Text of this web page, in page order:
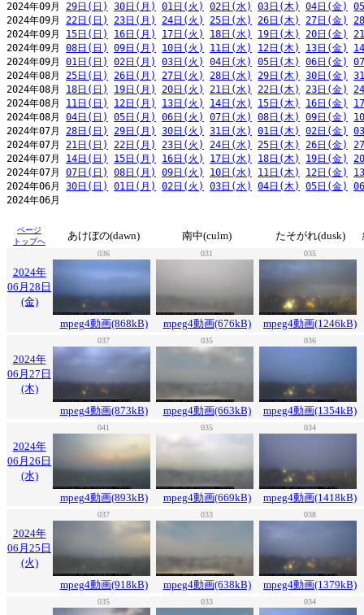
2024年09月 29日(日) 30日(月) 01日(火) 02日(水) 03日(木) 04日(金)
2024年09月 22日(日) 23日(月) 24日(火) 25日(水) 26日(木) 27日(金)
2024年09月 15日(日) 16日(月) 17日(火) 18日(水) 19日(木) 20日(金)
2024年09月 08日(日) 09日(月) 10日(火) 11日(水) 12日(木) 13日(金)
2024年09月 01日(日) 02日(月) 03日(火) 04日(水) 05日(木) 06日(金)
2024年08月 25日(日) 26日(月) 27日(火) 28日(水) 29日(木) 30日(金)
2024年08月 18日(日) 19日(月) 20日(火) 21日(水) 22日(木) 23日(金)
2024年08月 11日(日) 12日(月) 13日(火) 14日(水) 15日(木) 16日(金)
2024年08月 04日(日) 05日(月) 06日(火) 07日(水) 08日(木) 09日(金)
2024年07月 28日(日) 29日(月) 30日(火) 31日(水) 01日(木) 02日(金)
2024年07月 21日(日) 22日(月) 23日(火) 24日(水) 25日(木) 26日(金)
2024年07月 14日(日) 15日(月) 16日(火) 17日(水) 18日(木) 19日(金)
2024年07月 07日(日) 08日(月) 09日(火) 10日(水) 11日(木) 12日(金)
2024年06月 30日(日) 01日(月) 02日(火) 03日(水) 04日(木) 05日(金)
2024年06
ページ
トップへ
あけぼの(dawn) 南中(culm) たそがれ(dusk)
036 031 035
2024年
06月28日
(金)
mpeg4動画(868kB)
mpeg4動画(676kB) mpeg4動画(1246kB)
037 035 036
2024年
06月27日
(木)
mpeg4動画(873kB)
mpeg4動画(663kB) mpeg4動画(1354kB)
041 035 034
2024年
06月26日
(水)
mpeg4動画(893kB)
mpeg4動画(669kB) mpeg4動画(1418kB)
037 033 038
2024年
06月25日
(火)
mpeg4動画(918kB)
mpeg4動画(638kB) mpeg4動画(1379kB)
035 033 034